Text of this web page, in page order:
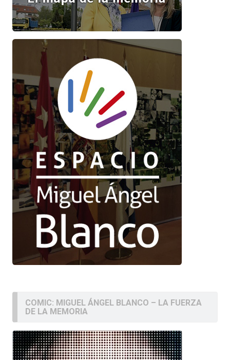
COMIC: MIGUEL ÁNGEL BLANCO – LA FUERZA
DE LA MEMORIA